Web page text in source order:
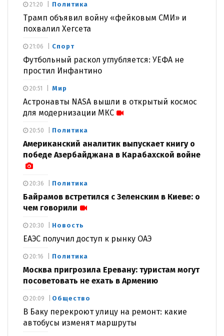
Политика
Трамп объявил войну «фейковым СМИ» и
похвалил Хегсета
21:20
Спорт
Футбольный раскол углубляется: УЕФА не
простил Инфантино
21:06
Мир
Астронавты NASA вышли в открытый космос
для модернизации МКС
20:51
Политика
Американский аналитик выпускает книгу о
победе Азербайджана в Карабахской войне
20:50
Политика
Байрамов встретился с Зеленским в Киеве: о
чем говорили
20:36
Новость
ЕАЭС получил доступ к рынку ОАЭ
20:30
Политика
Москва пригрозила Еревану: туристам могут
посоветовать не ехать в Армению
20:16
Общество
В Баку перекроют улицу на ремонт: какие
автобусы изменят маршруты
20:09